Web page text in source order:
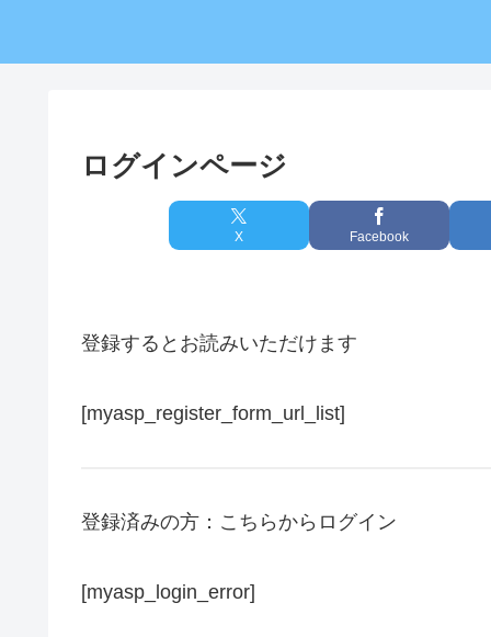
ログインページ
X Facebook
登録するとお読みいただけます
[myasp_register_form_url_list]
登録済みの方：こちらからログイン
[myasp_login_error]